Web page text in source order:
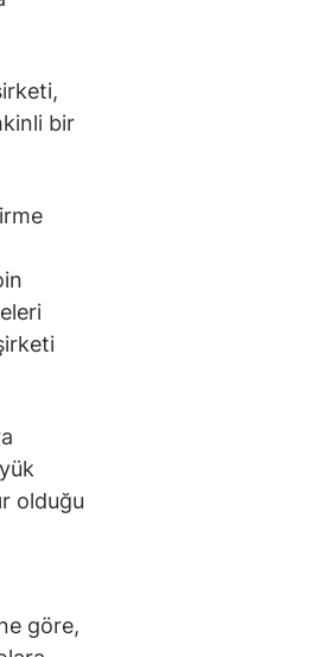
bir
olduğu
göre,